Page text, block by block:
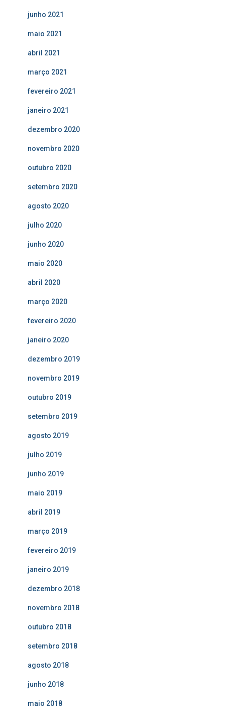
junho 2021
maio 2021
abril 2021
março 2021
fevereiro 2021
janeiro 2021
dezembro 2020
novembro 2020
outubro 2020
setembro 2020
agosto 2020
julho 2020
junho 2020
maio 2020
abril 2020
março 2020
fevereiro 2020
janeiro 2020
dezembro 2019
novembro 2019
outubro 2019
setembro 2019
agosto 2019
julho 2019
junho 2019
maio 2019
abril 2019
março 2019
fevereiro 2019
janeiro 2019
dezembro 2018
novembro 2018
outubro 2018
setembro 2018
agosto 2018
junho 2018
maio 2018